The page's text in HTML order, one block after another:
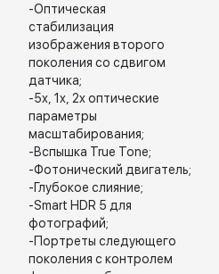
-Оптическая
стабилизация
изображения второго
поколения со сдвигом
датчика;
-5x, 1x, 2x оптические
параметры
масштабирования;
-Вспышка True Tone;
-Фотонический двигатель;
-Глубокое слияние;
-Smart HDR 5 для
фотографий;
-Портреты следующего
поколения с контролем